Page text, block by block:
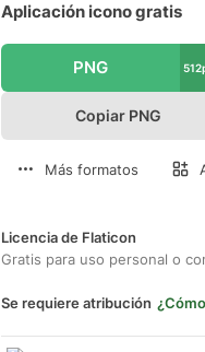
Aplicación icono gratis
PNG
Copiar PNG
Más formatos
Licencia de Flaticon
Gratis para uso personal o
Se requiere atribución